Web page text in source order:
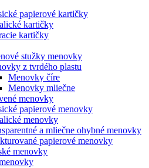
papierové kartičky
kartičky
kartičky
stužky menovky
z tvrdého plastu
Menovky číre
Menovky mliečne
menovky
papierové menovky
menovky
a mliečne ohybné menovky
papierové menovky
menovky